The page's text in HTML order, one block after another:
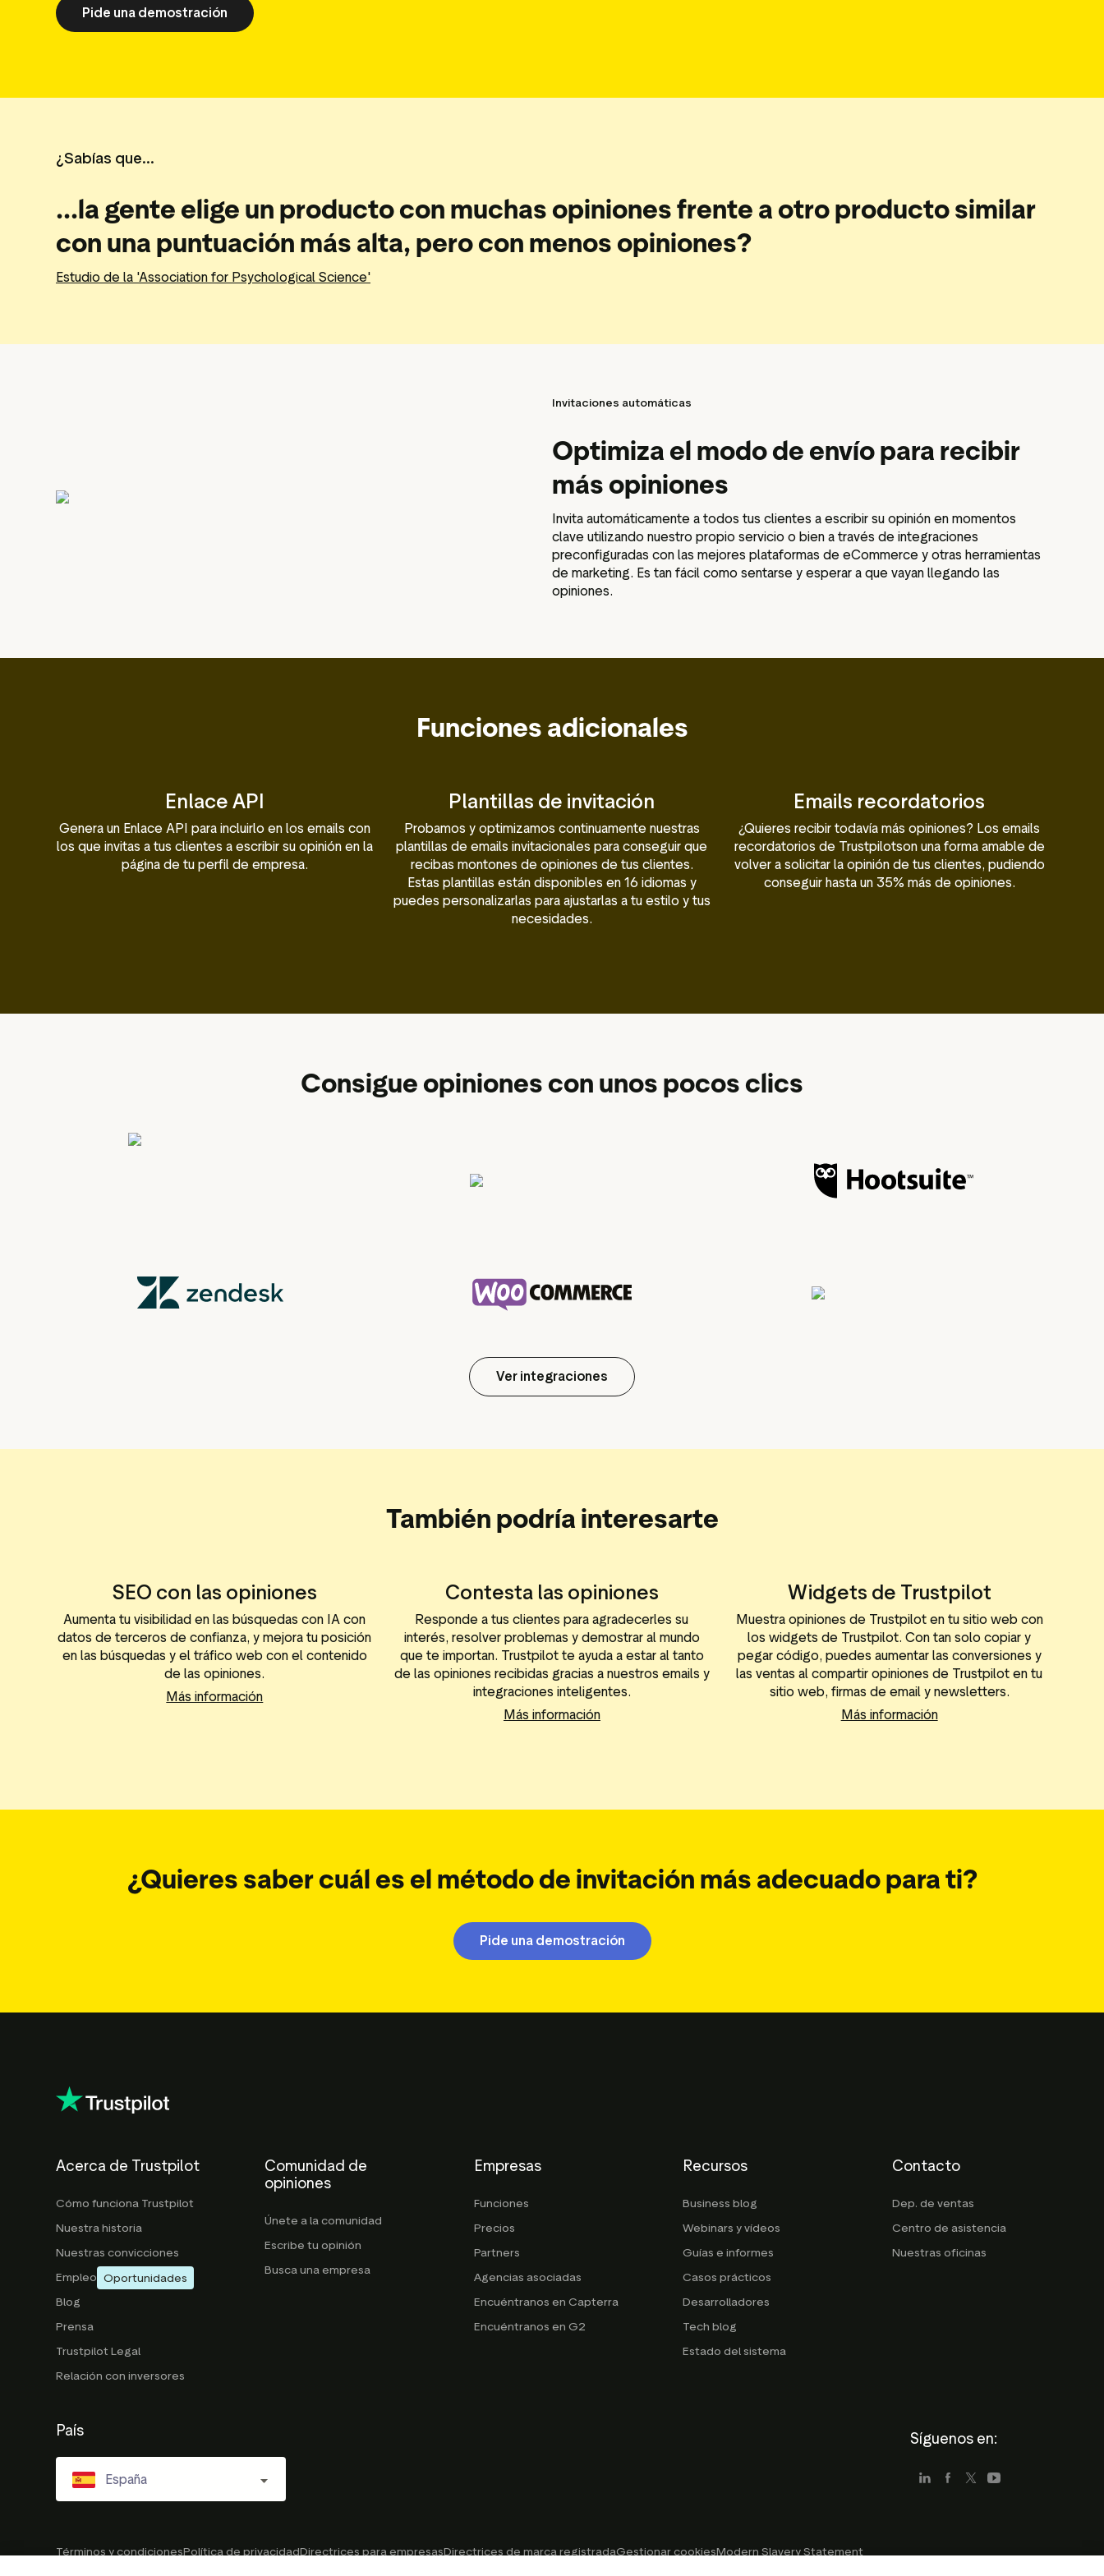
Pide una demostración
¿Sabías que...
...la gente elige un producto con muchas opiniones frente a otro producto similar
con una puntuación más alta, pero con menos opiniones?
Estudio de la 'Association for Psychological Science'
Invitaciones automáticas
Optimiza el modo de envío para recibir
más opiniones
Invita automáticamente a todos tus clientes a escribir su opinión en momentos
clave utilizando nuestro propio servicio o bien a través de integraciones
preconfiguradas con las mejores plataformas de eCommerce y otras herramientas
de marketing. Es tan fácil como sentarse y esperar a que vayan llegando las
opiniones.
Funciones adicionales
Enlace API
Genera un Enlace API para incluirlo en los emails con
los que invitas a tus clientes a escribir su opinión en la
página de tu perfil de empresa.
Plantillas de invitación
Probamos y optimizamos continuamente nuestras
plantillas de emails invitacionales para conseguir que
recibas montones de opiniones de tus clientes.
Estas plantillas están disponibles en 16 idiomas y
puedes personalizarlas para ajustarlas a tu estilo y tus
necesidades.
Emails recordatorios
¿Quieres recibir todavía más opiniones? Los emails
recordatorios de Trustpilotson una forma amable de
volver a solicitar la opinión de tus clientes, pudiendo
conseguir hasta un 35% más de opiniones.
Consigue opiniones con unos pocos clics
Ver integraciones
También podría interesarte
SEO con las opiniones
Aumenta tu visibilidad en las búsquedas con IA con
datos de terceros de confianza, y mejora tu posición
en las búsquedas y el tráfico web con el contenido
de las opiniones.
Más información
Contesta las opiniones
Responde a tus clientes para agradecerles su
interés, resolver problemas y demostrar al mundo
que te importan. Trustpilot te ayuda a estar al tanto
de las opiniones recibidas gracias a nuestros emails y
integraciones inteligentes.
Más información
Widgets de Trustpilot
Muestra opiniones de Trustpilot en tu sitio web con
los widgets de Trustpilot. Con tan solo copiar y
pegar código, puedes aumentar las conversiones y
las ventas al compartir opiniones de Trustpilot en tu
sitio web, firmas de email y newsletters.
Más información
¿Quieres saber cuál es el método de invitación más adecuado para ti?
Pide una demostración
Acerca de Trustpilot
Cómo funciona Trustpilot
Nuestra historia
Nuestras convicciones
Empleo Oportunidades
Blog
Prensa
Trustpilot Legal
Relación con inversores
Comunidad de
opiniones
Únete a la comunidad
Escribe tu opinión
Busca una empresa
Empresas
Funciones
Precios
Partners
Agencias asociadas
Encuéntranos en Capterra
Encuéntranos en G2
Recursos
Business blog
Webinars y vídeos
Guías e informes
Casos prácticos
Desarrolladores
Tech blog
Estado del sistema
Contacto
Dep. de ventas
Centro de asistencia
Nuestras oficinas
País
España
Síguenos en:
Términos y condicionesPolítica de privacidadDirectrices para empresasDirectrices de marca registradaGestionar cookiesModern Slavery Statement